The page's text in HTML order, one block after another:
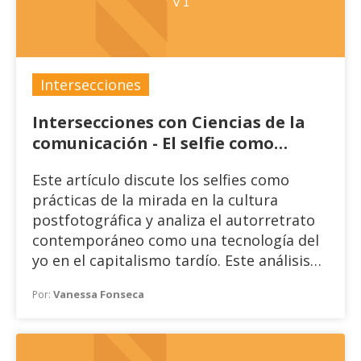
Intersecciones
Intersecciones con Ciencias de la
comunicación - El selfie como
Este artículo discute los selfies como
prácticas de la mirada en la cultura
postfotográfica y analiza el autorretrato
contemporáneo como una tecnología del
yo en el capitalismo tardío. Este análisis
médico y psicológico sobre los síndromes
Por: Vanessa Fonseca